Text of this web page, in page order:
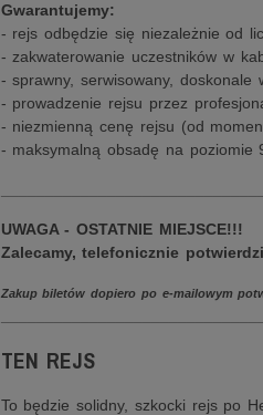
Gwarantujemy:
- rejs odbędzie się niezależnie od
- zakwaterowanie uczestników w
- sprawny, serwisowany, doskonale
- prowadzenie rejsu przez
- niezmienną cenę rejsu (od
- maksymalną obsadę na poziomie
UWAGA - OSTATNIE MIEJSCE!!!
Zalecamy, telefonicznie
Zakup biletów dopiero po e-mailowym
TEN REJS
To będzie solidny, szkocki rejs po